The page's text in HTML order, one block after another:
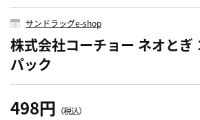
サンドラッグe-shop
株式会社コーチョー ネオと
パック
498円 （税込）